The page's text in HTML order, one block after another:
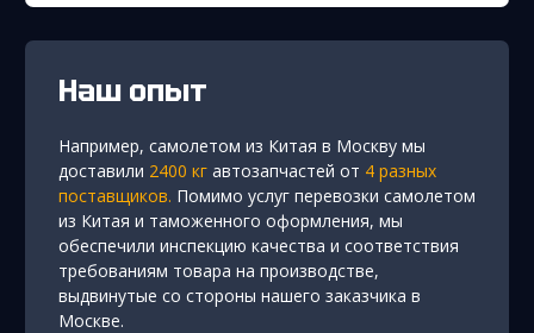
Наш опыт
Например, самолетом из Китая в Москву мы
доставили 2400 кг автозапчастей от 4 разных
поставщиков. Помимо услуг перевозки самолетом
из Китая и таможенного оформления, мы
обеспечили инспекцию качества и соответствия
требованиям товара на производстве,
выдвинутые со стороны нашего заказчика в
Москве.